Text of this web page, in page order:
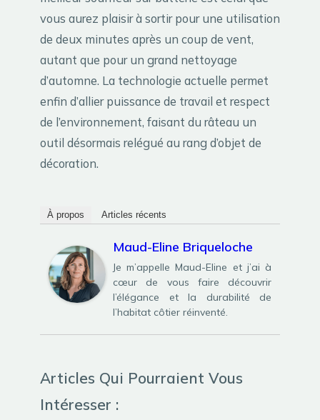
vous aurez plaisir à sortir pour une utilisation
de deux minutes après un coup de vent,
autant que pour un grand nettoyage
d’automne. La technologie actuelle permet
enfin d’allier puissance de travail et respect
de l’environnement, faisant du râteau un
outil désormais relégué au rang d’objet de
décoration.
À propos Articles récents
Maud-Eline Briqueloche
Je m’appelle Maud-Eline et j’ai à
cœur de vous faire découvrir
l’élégance et la durabilité de
l’habitat côtier réinventé.
Articles Qui Pourraient Vous
Intéresser :